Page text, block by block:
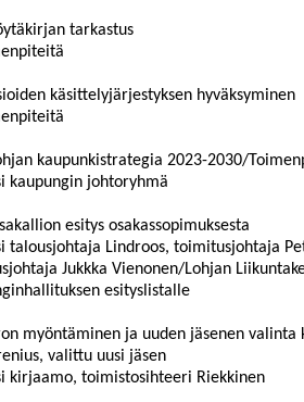
tarkastus
käsittelyjärjestyksen hyväksyminen
kaupunkistrategia 2023-2030/
kaupungin johtoryhmä
esitys osakassopimuksesta
talousjohtaja Lindroos, toimitusjohtaja
Jukkka Vienonen/Lohjan
esityslistalle
myöntäminen ja uuden jäsenen
valittu uusi jäsen
kirjaamo, toimistosihteeri Riekkinen